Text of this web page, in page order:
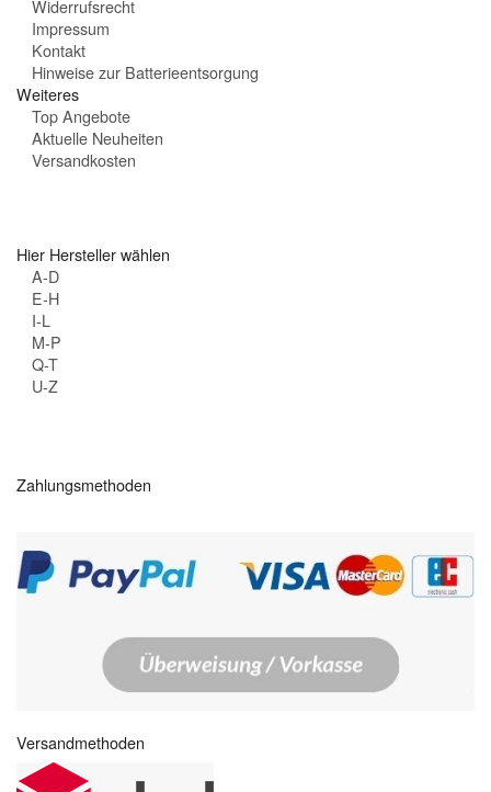
Widerrufsrecht
Impressum
Kontakt
Hinweise zur Batterieentsorgung
Weiteres
Top Angebote
Aktuelle Neuheiten
Versandkosten
Hier Hersteller wählen
A-D
E-H
I-L
M-P
Q-T
U-Z
Zahlungsmethoden
Versandmethoden